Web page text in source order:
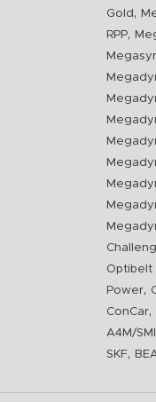
Gold ,
RPP,
Optibelt
Power,
ConCar,
A4M/SMI
SKF,